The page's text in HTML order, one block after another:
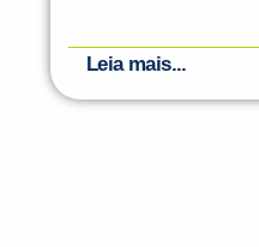
Leia mais...